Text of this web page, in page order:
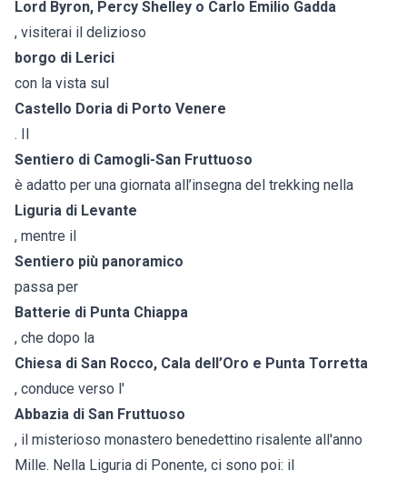
Lord Byron, Percy Shelley o Carlo Emilio Gadda
, visiterai il delizioso
borgo di Lerici
con la vista sul
Castello Doria di Porto Venere
. Il
Sentiero di Camogli-San Fruttuoso
è adatto per una giornata all’insegna del trekking nella
Liguria di Levante
, mentre il
Sentiero più panoramico
passa per
Batterie di Punta Chiappa
, che dopo la
Chiesa di San Rocco, Cala dell’Oro e Punta Torretta
, conduce verso l'
Abbazia di San Fruttuoso
, il misterioso monastero benedettino risalente all'anno
Mille. Nella Liguria di Ponente, ci sono poi: il